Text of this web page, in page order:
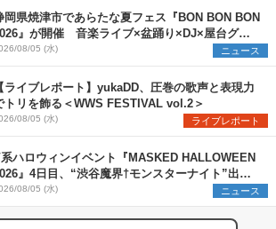
岡県焼津市であらたな夏フェス『BON BON BON
』が開催 音楽ライブ×盆踊り×DJ×屋台グル
×ランタンナイトで彩る2日間
08/05 (水) ニュース
【ライブレポート】yukaDD、圧巻の歌声と表現力
トリを飾る＜WWS FESTIVAL vol.2＞
08/05 (水) ライブレポート
ハロウィンイベント『MASKED HALLOWEEN
』4日目、“渋谷魔界†モンスターナイト”出演6
を発表
08/05 (水) ニュース